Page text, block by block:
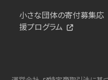
小さな団体の寄付募集応
援プログラム